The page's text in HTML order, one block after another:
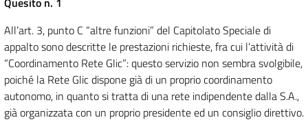
All’art. 3, punto C “altre funzioni” del Capitolato Speciale di
appalto sono descritte le prestazioni richieste, fra cui l’attività di
“Coordinamento Rete Glic”: questo servizio non sembra svolgibile,
poiché la Rete Glic dispone già di un proprio coordinamento
autonomo, in quanto si tratta di una rete indipendente dalla S.A.,
già organizzata con un proprio presidente ed un consiglio direttivo.